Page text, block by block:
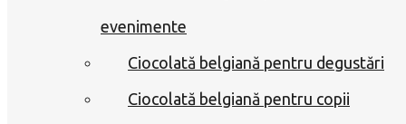
evenimente
Ciocolată belgiană pentru degustări
Ciocolată belgiană pentru copii